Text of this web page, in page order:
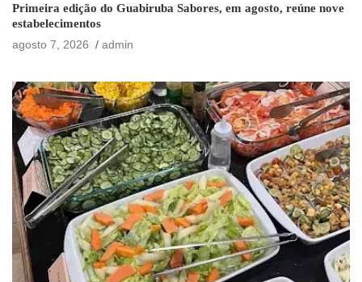
Primeira edição do Guabiruba Sabores, em agosto, reúne nove
estabelecimentos
agosto 7, 2026
admin